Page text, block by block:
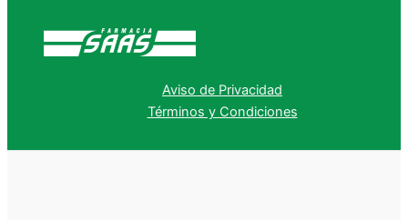
Aviso de Privacidad
Términos y Condiciones